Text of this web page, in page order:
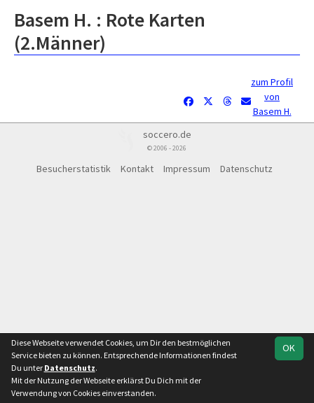
Basem H. : Rote Karten
(2.Männer)
zum Profil
von
Basem H.
soccero.de
© 2006 - 2026
Besucherstatistik Kontakt Impressum Datenschutz
OK
Diese Webseite verwendet Cookies, um Dir den bestmöglichen
Service bieten zu können. Entsprechende Informationen findest
Du unter Datenschutz.
Mit der Nutzung der Webseite erklärst Du Dich mit der
Verwendung von Cookies einverstanden.